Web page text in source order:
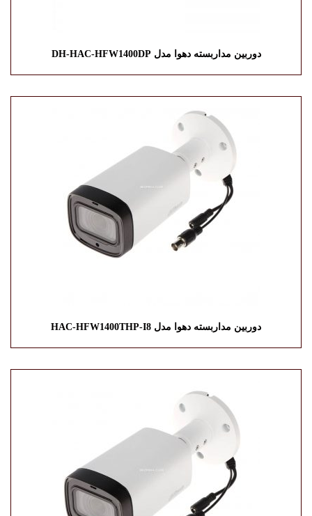
دوربین مداربسته دهوا مدل DH-HAC-HFW1400DP
دوربین مداربسته دهوا مدل HAC-HFW1400THP-I8